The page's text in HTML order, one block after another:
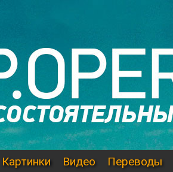
Картинки Видео Переводы